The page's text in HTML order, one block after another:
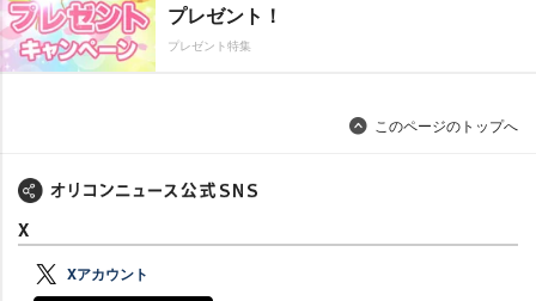
プレゼント！
プレゼント特集
このページのトップへ
X
Xアカウント